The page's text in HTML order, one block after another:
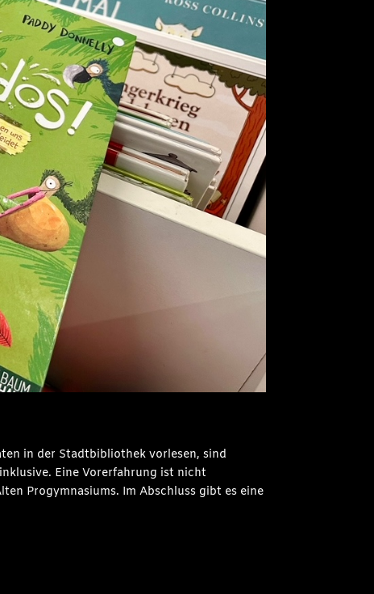
in der Stadtbibliothek vorlesen, sind
Eine Vorerfahrung ist nicht
Progymnasiums. Im Abschluss gibt es eine